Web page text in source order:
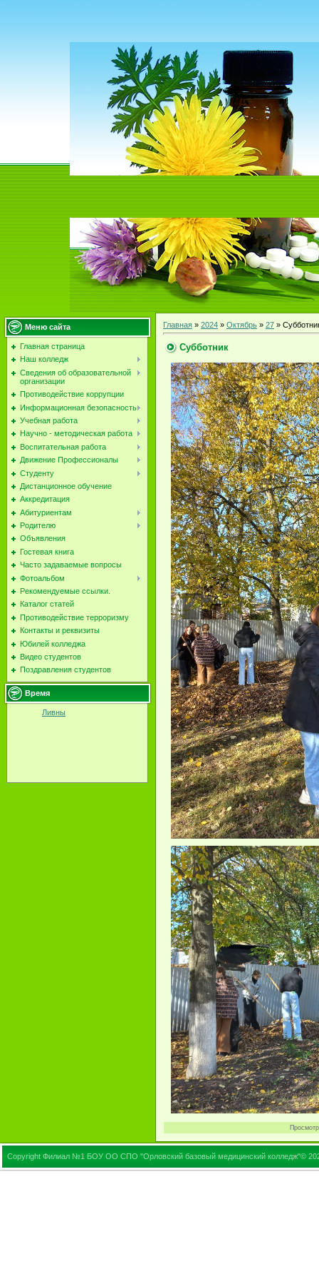
Меню сайта
Главная страница
Наш колледж
Сведения об образовательной
организации
Противодействие коррупции
Информационная безопасность
Учебная работа
Научно - методическая работа
Воспитательная работа
Движение Профессионалы
Студенту
Дистанционное обучение
Аккредитация
Абитуриентам
Родителю
Объявления
Гостевая книга
Часто задаваемые вопросы
Фотоальбом
Рекомендуемые ссылки.
Каталог статей
Противодействие терроризму
Контакты и реквизиты
Юбилей колледжа
Видео студентов
Поздравления студентов
Время
Ливны
Главная » 2024 » Октябрь » 27 »
Субботник
Copyright Филиал №1 БОУ ОО СПО "Орловский базовый медицинский колледж"©